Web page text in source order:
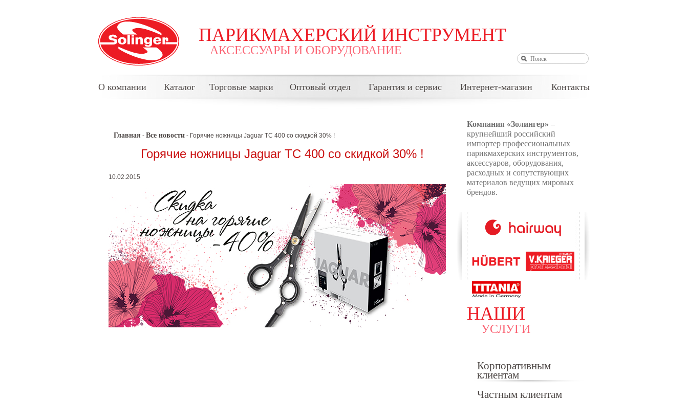
ПАРИКМАХЕРСКИЙ ИНСТРУМЕНТ
АКСЕССУАРЫ И ОБОРУДОВАНИЕ
О компании Каталог Торговые марки Оптовый отдел Гарантия и сервис Интернет-магазин Контакты
Компания «Золингер» –
крупнейший российский
импортер профессиональных
парикмахерских инструментов,
аксессуаров, оборудования,
расходных и сопутствующих
материалов ведущих мировых
брендов.
НАШИ
УСЛУГИ
Корпоративным
клиентам
Частным клиентам
Главная - Все новости - Горячие ножницы Jaguar TC 400 со скидкой 30% !
Горячие ножницы Jaguar TC 400 со скидкой 30% !
10.02.2015